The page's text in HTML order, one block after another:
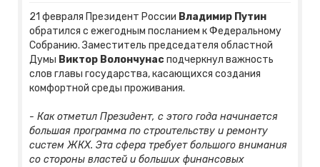
21 февраля Президент России Владимир Путин
обратился с ежегодным посланием к Федеральному
Собранию. Заместитель председателя областной
Думы Виктор Волончунасподчеркнул важность
слов главы государства, касающихся создания
комфортной среды проживания.
- Как отметил Президент, с этого года начинается
большая программа по строительству и ремонту
систем ЖКХ. Эта сфера требует большого внимания
со стороны властей и больших финансовых